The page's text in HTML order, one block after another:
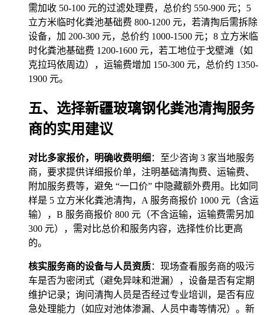
需加收 50-100 元的过滤处理费，总价约 550-900 元；5
立方米临时化粪池基础费 800-1200 元，若清掏后需拆除
设备，加 200-300 元，总价约 1000-1500 元；8 立方米临
时化粪池基础费 1200-1600 元，若工地位于戈壁滩（如
克拉玛依周边），运输费增加 150-300 元，总价约 1350-
1900 元。
五、选择新疆玻璃钢化粪池清掏服务
商的实用建议
对比多家报价，明确收费明细 ：至少咨询 3 家当地服务
商，要求提供详细报价单，注明基础清掏费、运输费、
附加服务费等，避免 “一口价” 中隐藏额外费用。比如同
样是 5 立方米化粪池清掏，A 服务商报价 1000 元（含运
输），B 服务商报价 800 元（不含运输，运输费需另加
300 元），需对比总价和服务内容，选择性价比更高
的。
核实服务商的设备与人员资质：现场查看服务商的吸污
车是否为密闭式（避免异味和泄漏），设备是否有定期
维护记录；询问清掏人员是否经过专业培训，是否有应
急处理能力（如应对池体渗漏、人员中毒等情况）。新